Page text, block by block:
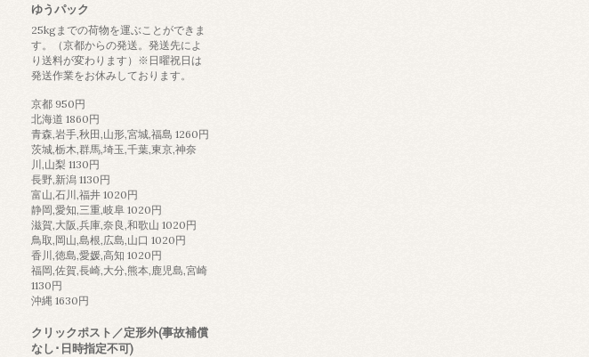
ゆうパック
25kgまでの荷物を運ぶことができま
す。（京都からの発送。発送先によ
り送料が変わります）※日曜祝日は
発送作業をお休みしております。
京都 950円
北海道 1860円
青森,岩手,秋田,山形,宮城,福島 1260円
茨城,栃木,群馬,埼玉,千葉,東京,神奈
川,山梨 1130円
長野,新潟 1130円
富山,石川,福井 1020円
静岡,愛知,三重,岐阜 1020円
滋賀,大阪,兵庫,奈良,和歌山 1020円
鳥取,岡山,島根,広島,山口 1020円
香川,徳島,愛媛,高知 1020円
福岡,佐賀,長崎,大分,熊本,鹿児島,宮崎
1130円
沖縄 1630円
クリックポスト／定形外(事故補償
なし･日時指定不可)